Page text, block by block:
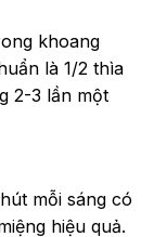
khoang
là 1/2 thìa
2-3 lần một
mỗi sáng có
hiệu quả.